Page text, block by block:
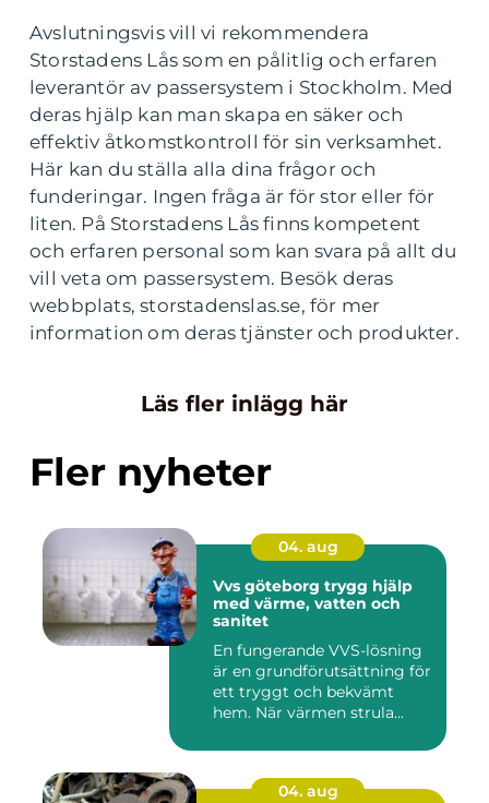
Avslutningsvis vill vi rekommendera
Storstadens Lås som en pålitlig och erfaren
leverantör av passersystem i Stockholm. Med
deras hjälp kan man skapa en säker och
effektiv åtkomstkontroll för sin verksamhet.
Här kan du ställa alla dina frågor och
funderingar. Ingen fråga är för stor eller för
liten. På Storstadens Lås finns kompetent
och erfaren personal som kan svara på allt du
vill veta om passersystem. Besök deras
webbplats, storstadenslas.se, för mer
information om deras tjänster och produkter.
Läs fler inlägg här
Fler nyheter
04. aug
Vvs göteborg trygg hjälp
med värme, vatten och
sanitet
En fungerande VVS-lösning
är en grundförutsättning för
ett tryggt och bekvämt
hem. När värmen strula...
04. aug